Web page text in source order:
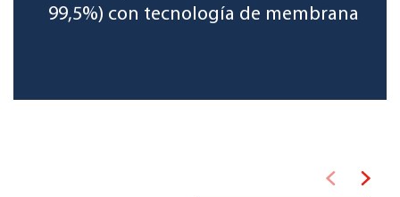
99,5%) con tecnología de membrana